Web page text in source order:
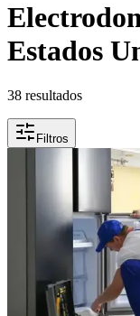
Estados
38 resultados
Filtros